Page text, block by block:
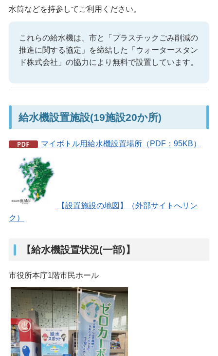
水筒などを持参してご利用ください。
これらの給水機は、市と「プラスチックごみ削減の
推進に関する協定」を締結した「ウォータースタン
ド株式会社」の協力により無料で設置しています。
給水機設置施設(19施設20か所)
マイボトル用給水機設置場所（PDF：95KB）
【設置施設の地図】（外部サイトへリン
ク）
【給水機設置状況(一部)】
市役所本庁1階市民ホール